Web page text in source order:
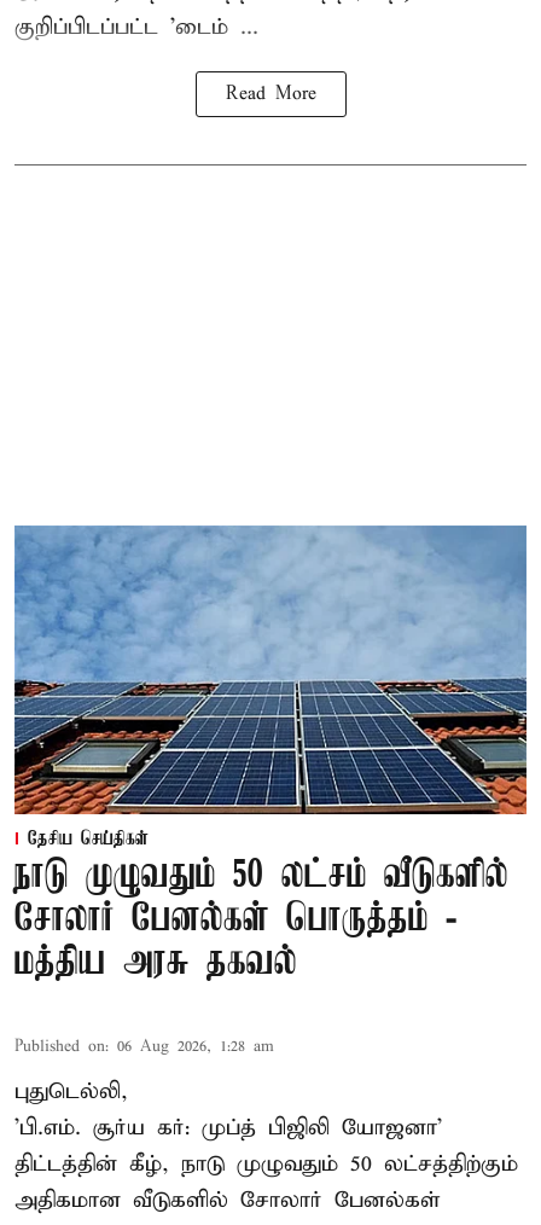
குறிப்பிடப்பட்ட 'டைம் ...
Read More
தேசிய செய்திகள்
நாடு முழுவதும் 50 லட்சம் வீடுகளில்
சோலார் பேனல்கள் பொருத்தம் -
மத்திய அரசு தகவல்
Published on: 06 Aug 2026, 1:28 am
புதுடெல்லி,
'பி.எம். சூர்ய கர்: முப்த் பிஜிலி யோஜனா'
திட்டத்தின் கீழ், நாடு முழுவதும் 50 லட்சத்திற்கும்
அதிகமான வீடுகளில் சோலார் பேனல்கள்